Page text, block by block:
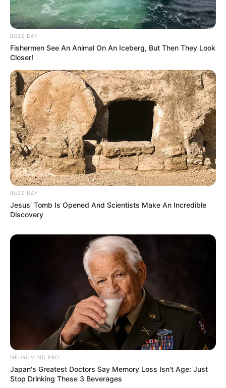
BUZZ DAY
Fishermen See An Animal On An Iceberg, But Then They Look
Closer!
BUZZ DAY
Jesus' Tomb Is Opened And Scientists Make An Incredible
Discovery
NEUROMIND PRO
Japan's Greatest Doctors Say Memory Loss Isn't Age: Just
Stop Drinking These 3 Beverages